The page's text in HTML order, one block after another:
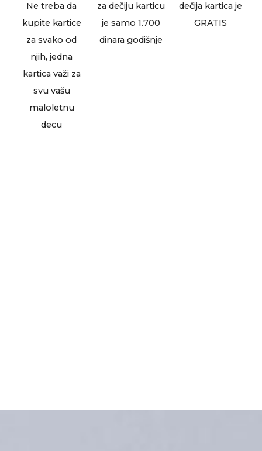
Ne treba da
kupite kartice
za svako od
njih, jedna
kartica važi za
svu vašu
maloletnu
decu
za dečiju karticu
je samo 1.700
dinara godišnje
dečija kartica je
GRATIS